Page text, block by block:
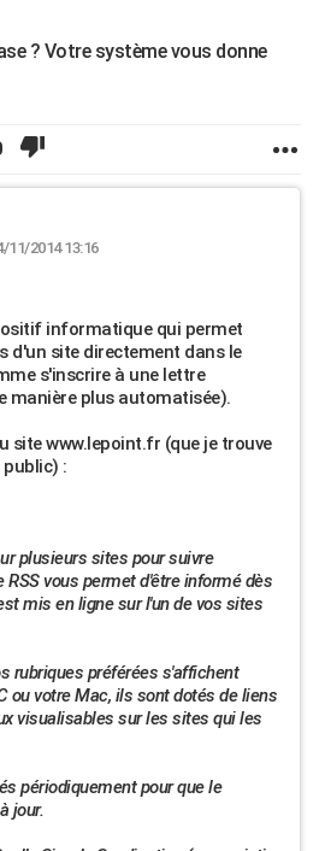
? Votre système vous donne
11/2014 13:16
informatique qui permet
d'un site directement dans le
s'inscrire à une lettre
manière plus automatisée).
site www.lepoint.fr (que je trouve
:
plusieurs sites pour suivre
vous permet d'être informé dès
mis en ligne sur l'un de vos sites
rubriques préférées s'affichent
ou votre Mac, ils sont dotés de liens
visualisables sur les sites qui les
périodiquement pour que le
jour.